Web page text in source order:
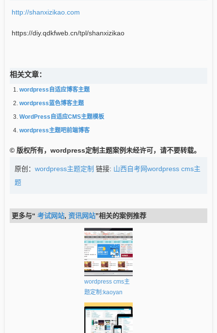
http://shanxizikao.com
https://diy.qdkfweb.cn/tpl/shanxizikao
相关文章：
wordpress自适应博客主题
wordpress蓝色博客主题
WordPress自适应CMS主题模板
wordpress主题吧前端博客
© 版权所有，wordpress定制主题案例未经许可，请不要转载。
原创： wordpress主题定制 链接: 山西自考网wordpress cms主
题
更多与“ 考试网站, 资讯网站”相关的案例推荐
wordpress cms主
题定制:kaoyan